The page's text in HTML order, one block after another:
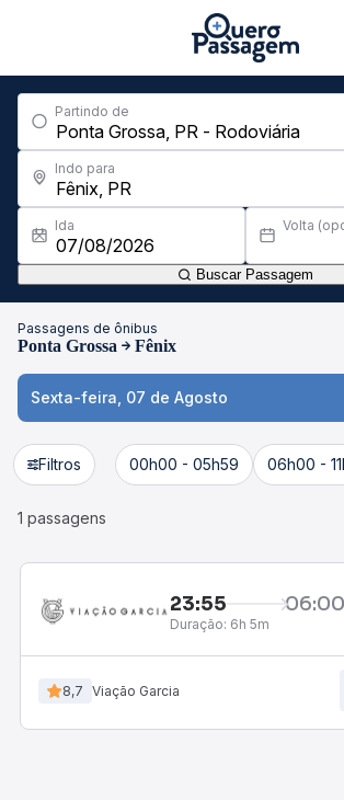
Partindo de
Indo para
Ida Volta
Buscar Passagem
Passagens de ônibus
Ponta Grossa Fênix
Sexta-feira, 07 de Agosto
Filtros 00h00 - 05h59 06h00 -
1 passagens
23:55 06:00
Duração: 6h 5m
8,7 Viação Garcia